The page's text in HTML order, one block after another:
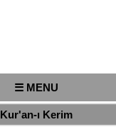
☰ MENU
Kur'an-ı Kerim